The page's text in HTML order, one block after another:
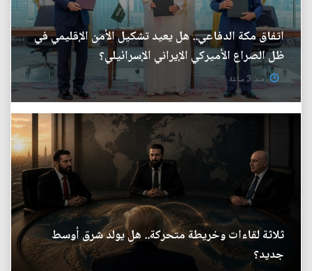
اتفاق مكة الدفاعي.. هل يعيد تشكيل الأمن الإقليمي في
ظل الصراع الأميركي الإيراني الإسرائيلي؟
منذ 3 ساعة
ثلاثة لقاءات وخريطة متحركة.. هل يولد شرق أوسط
جديد؟